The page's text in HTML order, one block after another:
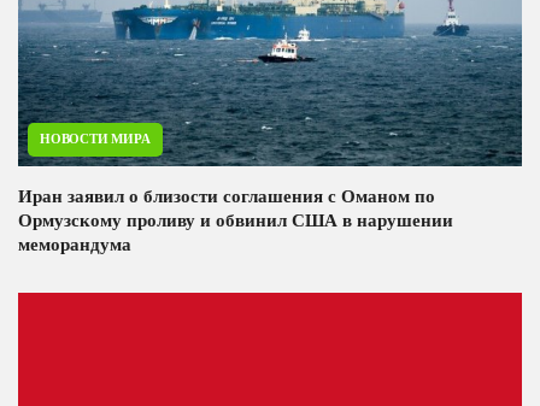
НОВОСТИ МИРА
Иран заявил о близости соглашения с Оманом по
Ормузскому проливу и обвинил США в нарушении
меморандума